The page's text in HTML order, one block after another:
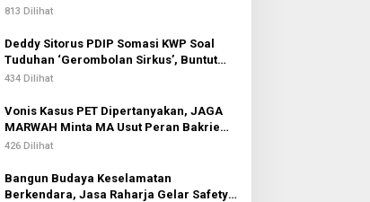
KM Mutiara Sentosa II
813 Dilihat
Deddy Sitorus PDIP Somasi KWP Soal
Tuduhan ‘Gerombolan Sirkus’, Buntut
Rapat Komisi II Dipimpin Sufmi Dasco
434 Dilihat
Vonis Kasus PET Dipertanyakan, JAGA
MARWAH Minta MA Usut Peran Bakrie
Group
426 Dilihat
Bangun Budaya Keselamatan
Berkendara, Jasa Raharja Gelar Safety